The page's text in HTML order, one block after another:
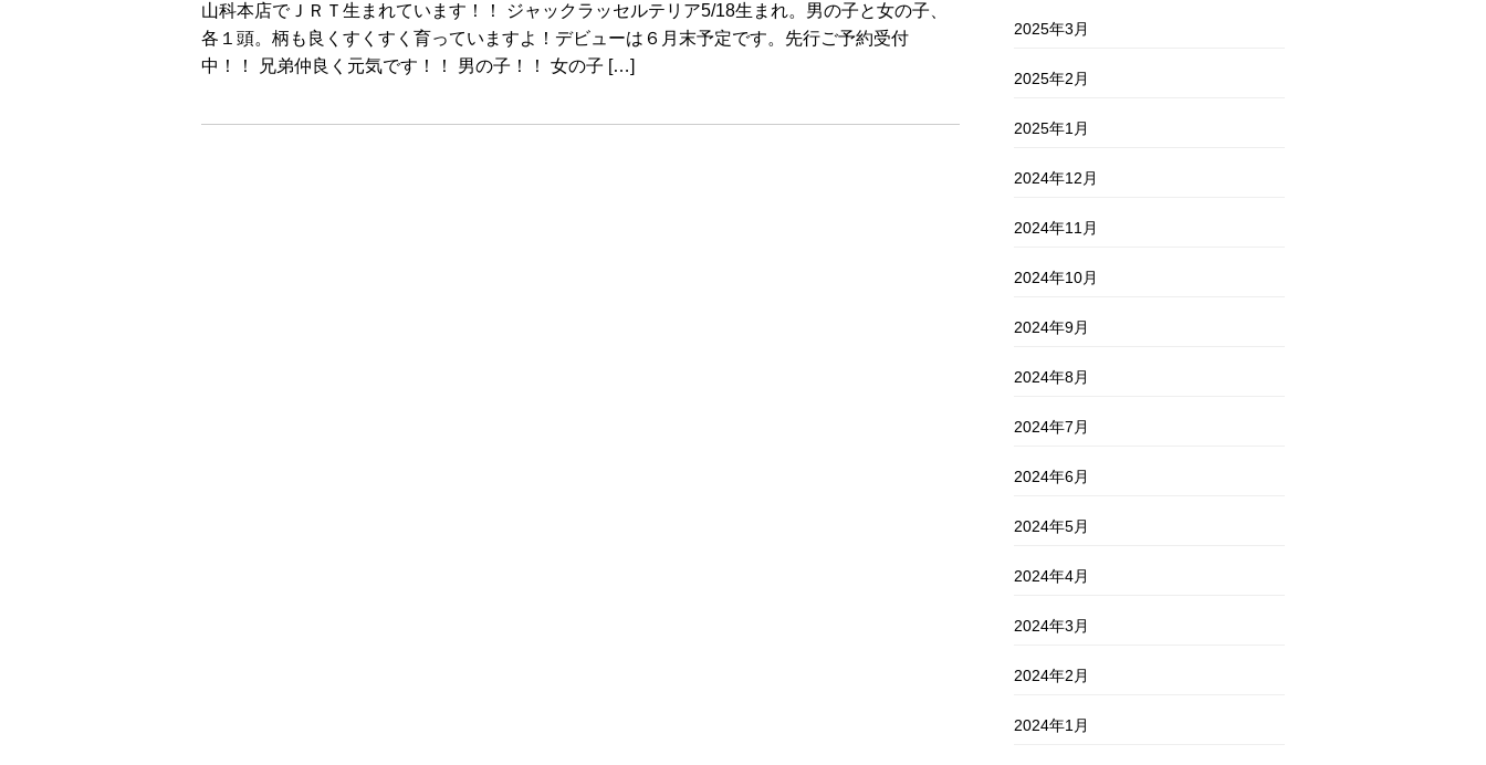
山科本店でＪＲＴ生まれています！！ ジャックラッセルテリア5/18生まれ。男の子と女の子、
各１頭。柄も良くすくすく育っていますよ！デビューは６月末予定です。先行ご予約受付
中！！ 兄弟仲良く元気です！！ 男の子！！ 女の子 […]
2025年3月
2025年2月
2025年1月
2024年12月
2024年11月
2024年10月
2024年9月
2024年8月
2024年7月
2024年6月
2024年5月
2024年4月
2024年3月
2024年2月
2024年1月